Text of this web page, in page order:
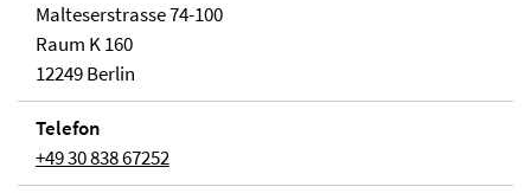
Malteserstrasse 74-100
Raum K 160
12249 Berlin
Telefon
+49 30 838 67252